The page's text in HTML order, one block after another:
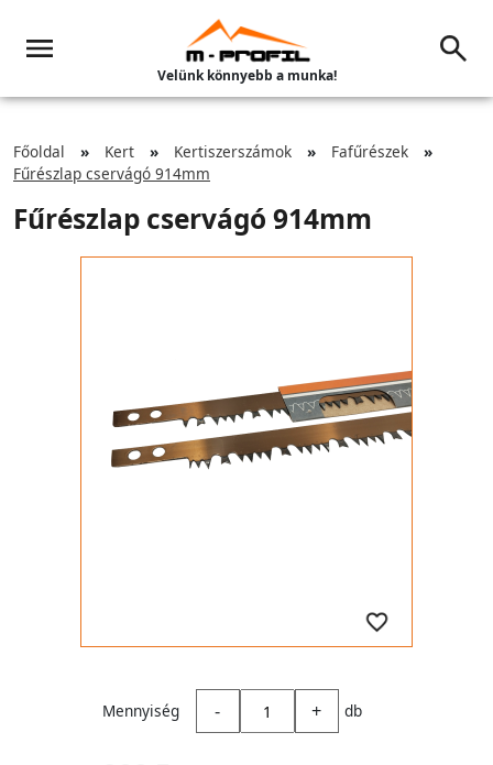
Velünk könnyebb a munka!
Főoldal Kert Kertiszerszámok
Fafűrészek
Fűrészlap cservágó 914mm
Fűrészlap cservágó 914mm
Mennyiség - + db